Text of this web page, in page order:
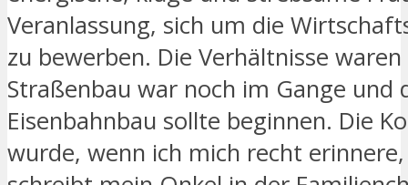
Veranlassung, sich um die
zu bewerben. Die Verhältnisse
Straßenbau war noch im Gange und
Eisenbahnbau sollte beginnen. Die
wurde, wenn ich mich recht